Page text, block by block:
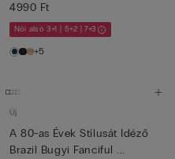
4990 Ft
Női alsó 3+1 | 5+2 | 7+3
+5
Új
A 80-as Évek Stílusát Idéző
Brazil Bugyi Fanciful ...